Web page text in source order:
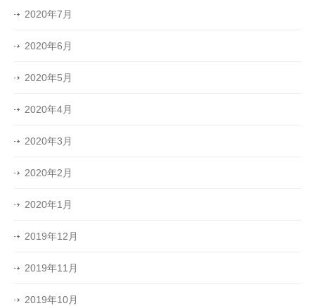
2020年7月
2020年6月
2020年5月
2020年4月
2020年3月
2020年2月
2020年1月
2019年12月
2019年11月
2019年10月